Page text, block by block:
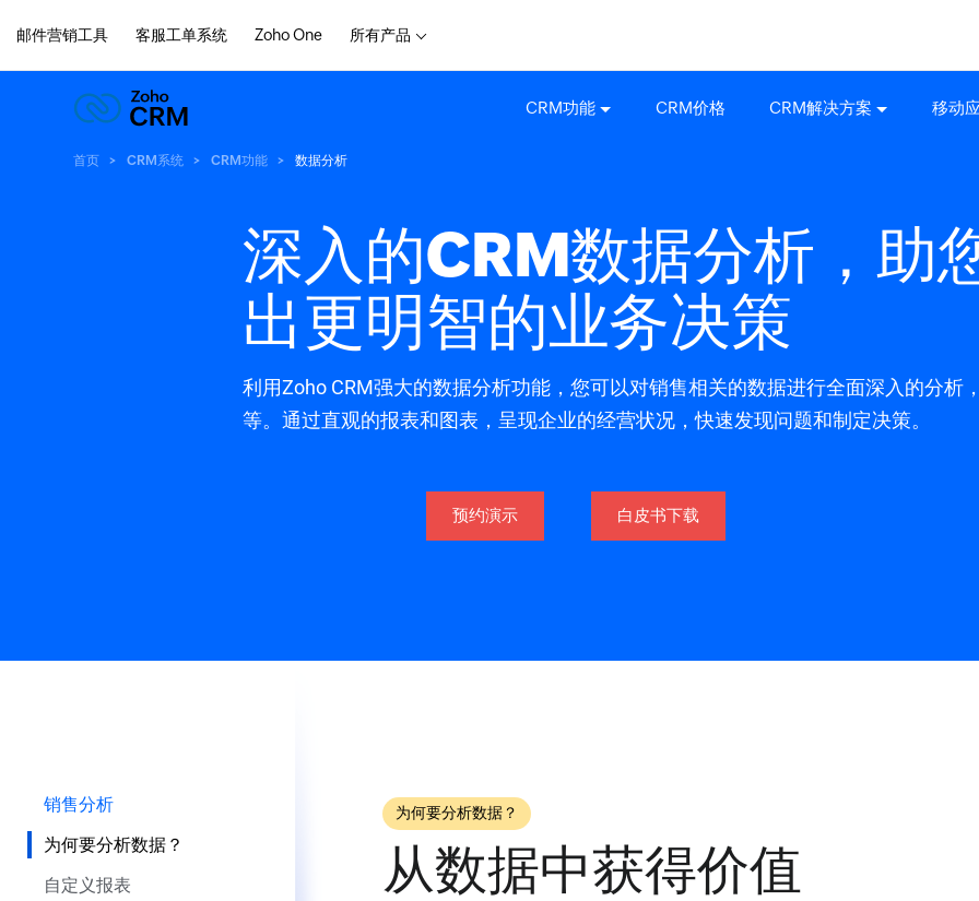
邮件营销工具 客服工单系统 Zoho One 所有产品
CRM功能 CRM价格 CRM解决方案 移动
首页 CRM系统 CRM功能 数据分析
深入的CRM数据分析，助
出更明智的业务决策
利用Zoho CRM强大的数据分析功能，您可以对销售相关的数据进行全面深入的分析
等。通过直观的报表和图表，呈现企业的经营状况，快速发现问题和制定决策。
预约演示 白皮书下载
销售分析
为何要分析数据？
自定义报表
为何要分析数据？
从数据中获得价值